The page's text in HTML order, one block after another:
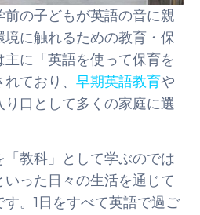
の子どもが英語の音に親
境に触れるための教育・保
に「英語を使って保育を
ており、 早期英語教育や
り口として多くの家庭に選
教科」として学ぶのでは
った日々の生活を通じて
。1日をすべて英語で過ご